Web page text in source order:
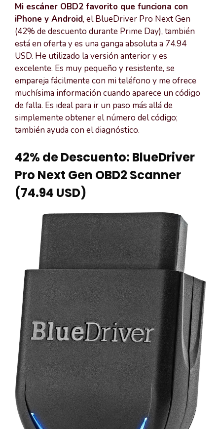
Mi escáner OBD2 favorito que funciona con
iPhone y Android, el BlueDriver Pro Next Gen
(42% de descuento durante Prime Day), también
está en oferta y es una ganga absoluta a 74.94
USD. He utilizado la versión anterior y es
excelente. Es muy pequeño y resistente, se
empareja fácilmente con mi teléfono y me ofrece
muchísima información cuando aparece un código
de falla. Es ideal para ir un paso más allá de
simplemente obtener el número del código;
también ayuda con el diagnóstico.
42% de Descuento: BlueDriver
Pro Next Gen OBD2 Scanner
(74.94 USD)